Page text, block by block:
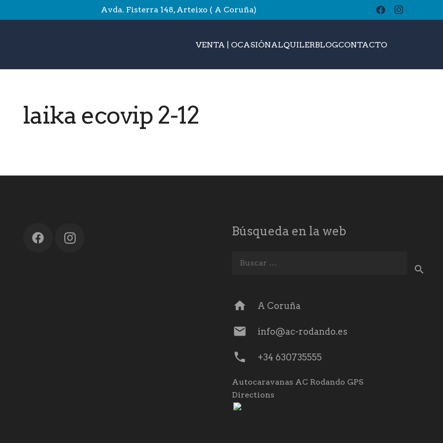
Avda. Fisterra 148, Arteixo ( A Coruña)
VENTA | OCASIÓNALQUILERBLOGCONTACTObuscar
laika ecovip 2-12
Búsqueda en la web
home A Coruña
mail info@ac-rodando.es
phone +34 630735555
Autocaravanas AC Rodando GPS
Directions